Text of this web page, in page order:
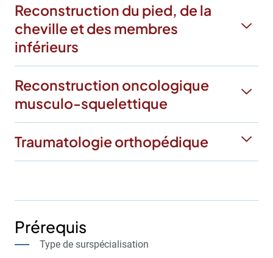
Reconstruction du pied, de la
cheville et des membres
inférieurs
Reconstruction oncologique
musculo-squelettique
Traumatologie orthopédique
Prérequis
Type de surspécialisation